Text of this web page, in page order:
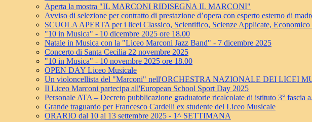
Aperta la mostra "IL MARCONI RIDISEGNA IL MARCONI"
Avviso di selezione per contratto di prestazione d’opera con esperto esterno di
SCUOLA APERTA per i licei Classico, Scientifico, Scienze Applicate, Economico
"10 in Musica" - 10 dicembre 2025 ore 18.00
Natale in Musica con la "Liceo Marconi Jazz Band" - 7 dicembre 2025
Concerto di Santa Cecilia 22 novembre 2025
"10 in Musica" - 10 novembre 2025 ore 18.00
OPEN DAY Liceo Musicale
Un violoncellista del "Marconi" nell'ORCHESTRA NAZIONALE DEI LICEI
Il Liceo Marconi partecipa all'European School Sport Day 2025
Personale ATA – Decreto pubblicazione graduatorie ricalcolate di istituto 3° fascia
Grande traguardo per Francesco Cardelli ex studente del Liceo Musicale
ORARIO dal 10 al 13 settembre 2025 - 1^ SETTIMANA